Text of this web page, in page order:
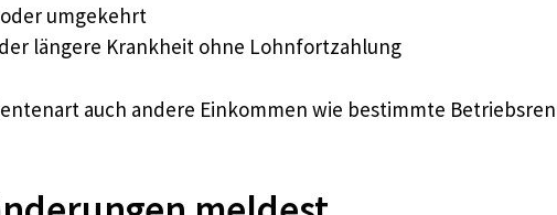
umgekehrt
längere Krankheit ohne Lohnfortzahlung
auch andere Einkommen wie bestimmte